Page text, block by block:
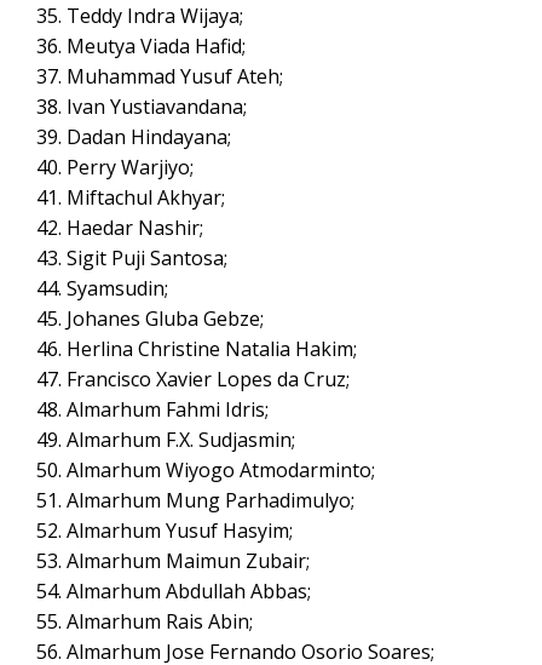
Teddy Indra Wijaya;
Meutya Viada Hafid;
Muhammad Yusuf Ateh;
Ivan Yustiavandana;
Dadan Hindayana;
Perry Warjiyo;
Miftachul Akhyar;
Haedar Nashir;
Sigit Puji Santosa;
Syamsudin;
Johanes Gluba Gebze;
Herlina Christine Natalia Hakim;
Francisco Xavier Lopes da Cruz;
Almarhum Fahmi Idris;
Almarhum F.X. Sudjasmin;
Almarhum Wiyogo Atmodarminto;
Almarhum Mung Parhadimulyo;
Almarhum Yusuf Hasyim;
Almarhum Maimun Zubair;
Almarhum Abdullah Abbas;
Almarhum Rais Abin;
Almarhum Jose Fernando Osorio Soares;